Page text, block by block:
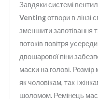
Завдяки системі
Ventingотвори в лінзі
зменшити запотівання
потоків повітря
двошарової піни
маски на голові. Розмір
як чоловікам, так і
шоломом. Ремінець